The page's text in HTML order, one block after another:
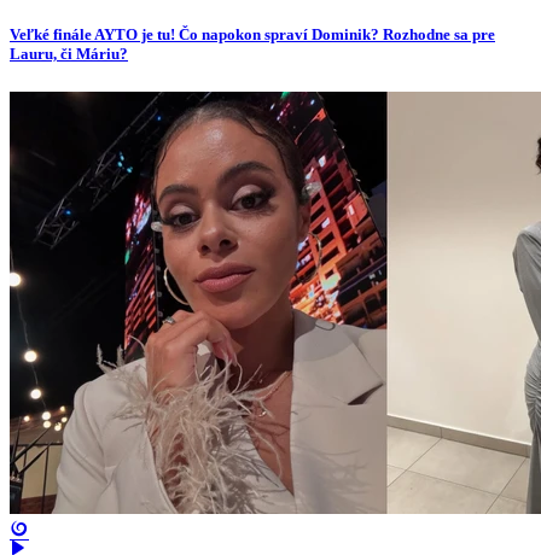
Veľké finále AYTO je tu! Čo napokon spraví Dominik? Rozhodne sa pre
Lauru, či Máriu?